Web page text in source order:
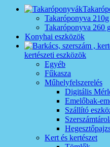
Takaróponyva 210g
Takaróponyva 260
Konyhai eszközök
kertészeti eszközök
Egyéb
Fűkasza
Műhelyfelszerelés
Digitális
Emelőbak-
Szállító
Kert és kertészet